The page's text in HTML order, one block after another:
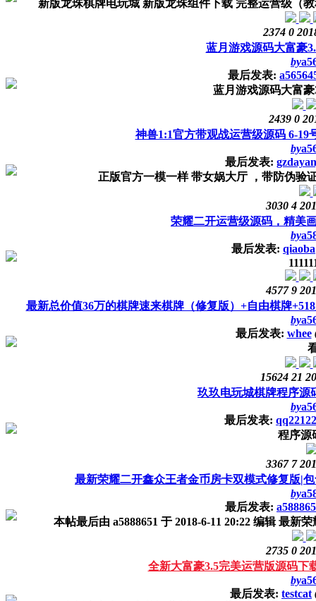
新版龙珠棋牌电玩城 新版龙珠组件下载 完整运营级（
2374 0
蓝月游戏源码大富豪
by
最后发表:
蓝月游戏源码大富
2439 0
神兽1:1官方带观战运营级源码 6-19
by
最后发表:
正版官方一模一样 带女娲大厅 ，带防伪验
3030 4
荣耀二开运营级源码，精美
by
最后发表: qiaoba
4577 9
最新总价值36万的棋牌速来棋牌（修复版）+自由棋牌
by
最后发表: whee
15624 21
玖玖电玩城棋牌程序源
by
最后发表:
程序源
3367 7
最新荣耀二开鑫众王者金币房卡双模式修复版|
by
最后发表:
本帖最后由 a5888651 于 2018-6-11 20:22 编辑 最新
2735 0
全新大富豪3.5完美运营版源码下
by
最后发表: testcat